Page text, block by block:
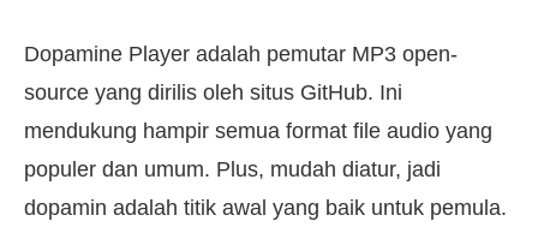
Dopamine Player adalah pemutar MP3 open-
source yang dirilis oleh situs GitHub. Ini
mendukung hampir semua format file audio yang
populer dan umum. Plus, mudah diatur, jadi
dopamin adalah titik awal yang baik untuk pemula.